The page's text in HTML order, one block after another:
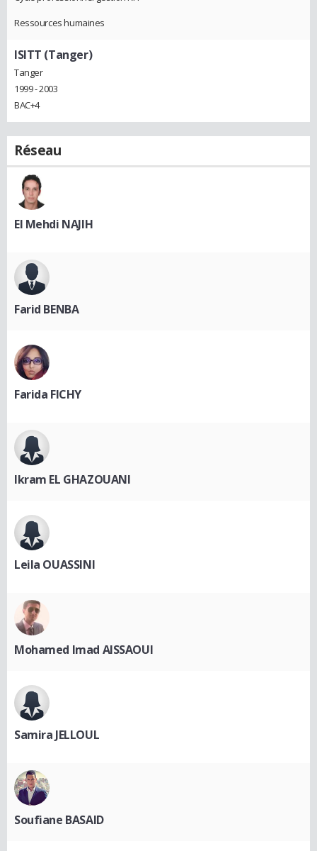
Ressources humaines
ISITT (Tanger)
Tanger
1999 - 2003
BAC+4
Réseau
El Mehdi NAJIH
Farid BENBA
Farida FICHY
Ikram EL GHAZOUANI
Leila OUASSINI
Mohamed Imad AISSAOUI
Samira JELLOUL
Soufiane BASAID